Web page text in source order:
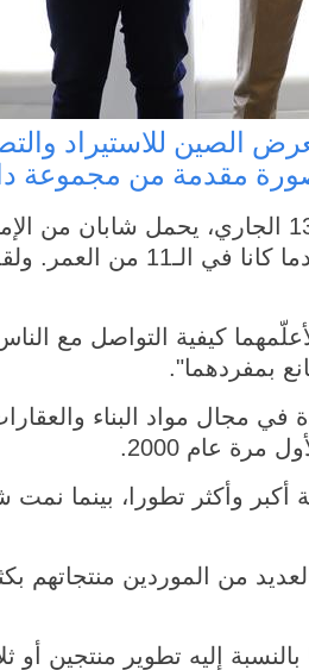
مقدمة من مجموعة
قوانغتشو 4 نوفمبر 2025 (شينخوا) في معرض كانتون
كيفية التواصل مع
بمفردهما".
مجال مواد البناء
عام 2000.
منصة أكبر وأكثر تطورا،
من الموردين منتجاتهم
إليه تطوير منتجين أو